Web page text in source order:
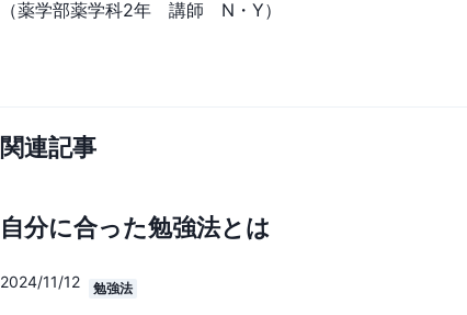
（薬学部薬学科2年 講師 N・Y）
関連記事
自分に合った勉強法とは
2024/11/12 勉強法